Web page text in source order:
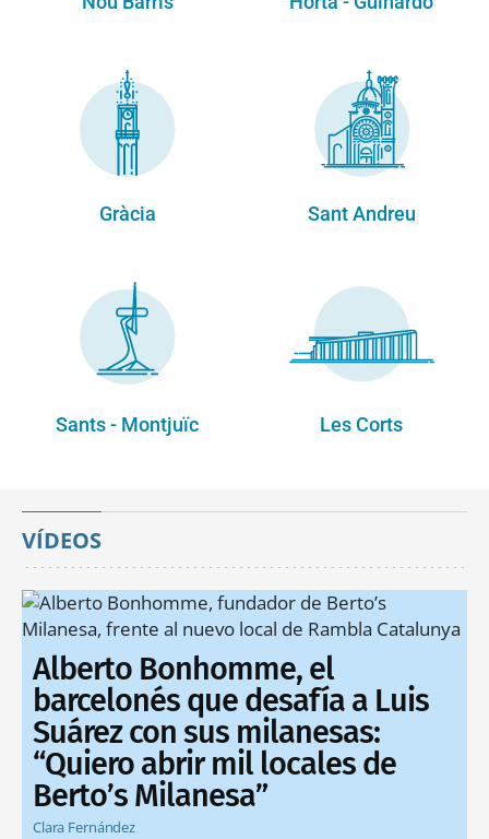
Gràcia Sant Andreu
Sants - Montjuïc Les Corts
VÍDEOS
Alberto Bonhomme, el
barcelonés que desafía a Luis
Suárez con sus milanesas:
“Quiero abrir mil locales de
Berto’s Milanesa”
Clara Fernández